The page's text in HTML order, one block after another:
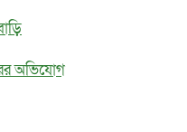
অভিযোগ